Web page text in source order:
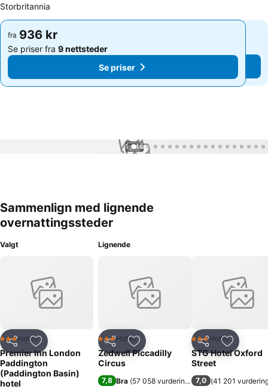
Storbritannia
fra 936 kr
Se priser fra 9 nettsteder
Se priser
fra 936 kr
Se priser fra 9 nettsteder
Se priser
1 / 45
Sammenlign med lignende
overnattingssteder
Valgt
Del Legg til i favoritter
3 Stjerner
Hotell
Premier Inn London
Paddington
(Paddington Basin)
hotel
Lignende
Del Legg til i favoritter
3 Stjerner
Hotell
Zedwell Piccadilly
Circus
7,8 Bra (57 058 vurderinger)
Del Legg til
3 Stjerner
Hotell
STG Hotel Oxford
Street
7,0 (41 201